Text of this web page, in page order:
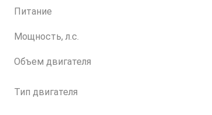
Питание
Мощность, л.с.
Объем двигателя
Тип двигателя